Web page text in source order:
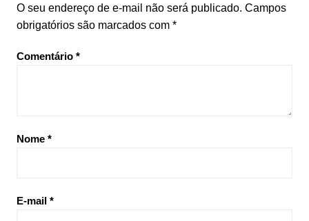
O seu endereço de e-mail não será publicado. Campos
obrigatórios são marcados com *
Comentário *
Nome *
E-mail *